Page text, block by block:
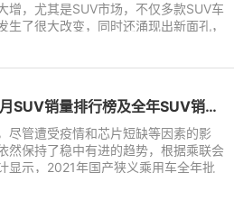
增，尤其是SUV市场，不仅多款SUV车
生了很大改变，同时还涌现出新面孔，
起来看看吧。最后再来看看市场讨论度
2021年12月SUV销量排行榜及全年SUV销量排行榜
尽管遭受疫情和芯片短缺等因素的影
然保持了稳中有进的趋势，根据乘联会
显示，2021年国产狭义乘用车全年批
万辆，同比增长6.7%。其中轿车全